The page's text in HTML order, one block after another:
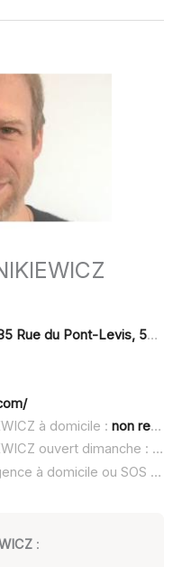
Pont-Levis, 59118 Wambrechies
à domicile : non renseigné
Médecin Dr Guillaume STALNIKIEWICZ ouvert dimanche :
non
Dr Guillaume STALNIKIEWICZ urgence à domicile ou SOS médecin :
: